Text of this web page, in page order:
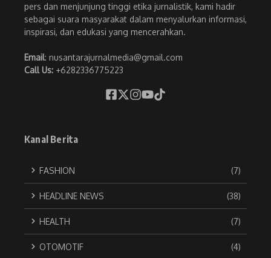
pers dan menjunjung tinggi etika jurnalistik, kami hadir
sebagai suara masyarakat dalam menyalurkan informasi,
inspirasi, dan edukasi yang mencerahkan.
Email: nusantarajurnalmedia@gmail.com
Call Us: +6282336775223
Kanal Berita
FASHION (7)
HEADLINE NEWS (38)
HEALTH (7)
OTOMOTIF (4)